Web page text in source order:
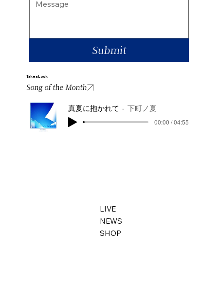
Submit
Take a Look
Song of the Month
真夏に抱かれて
下町ノ夏
00:00 / 04:55
LIVE
NEWS
SHOP